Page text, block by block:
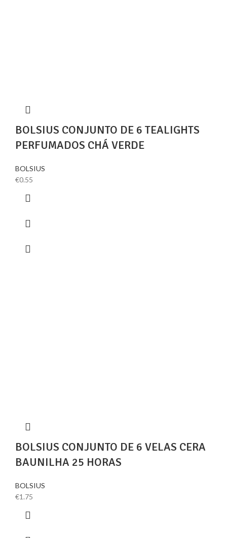
BOLSIUS CONJUNTO DE 6 TEALIGHTS
PERFUMADOS CHÁ VERDE
BOLSIUS
€0.55
BOLSIUS CONJUNTO DE 6 VELAS CERA
BAUNILHA 25 HORAS
BOLSIUS
€1.75